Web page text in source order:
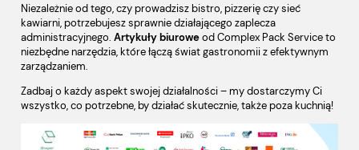
Niezależnie od tego, czy prowadzisz bistro, pizzerię czy sieć
kawiarni, potrzebujesz sprawnie działającego zaplecza
administracyjnego. Artykuły biuroweod Complex Pack Service to
niezbędne narzędzia, które łączą świat gastronomii z efektywnym
zarządzaniem.
Zadbaj o każdy aspekt swojej działalności – my dostarczymy Ci
wszystko, co potrzebne, by działać skutecznie, także poza kuchnią!